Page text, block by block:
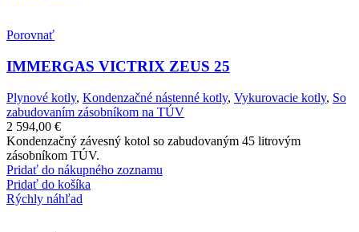
Porovnať
IMMERGAS VICTRIX ZEUS 25
Plynové kotly, Kondenzačné nástenné kotly, Vykurovacie kotly, So
zabudovaním zásobníkom na TÚV
2 594,00 €
Kondenzačný závesný kotol so zabudovaným 45 litrovým
zásobníkom TÚV.
Pridať do nákupného zoznamu
Pridať do košíka
Rýchly náhľad